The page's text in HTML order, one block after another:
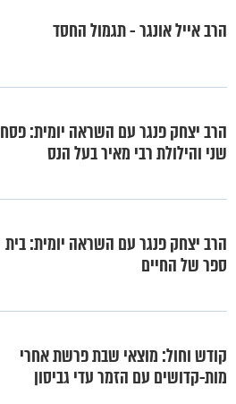
הרב אייל אונגר - תגמול החסד
הרב יצחק פנגר עם השראה יומית: פסח
שני והילולת רבי מאיר בעל הנס
הרב יצחק פנגר עם השראה יומית: בית
ספר של החיים
קודש וחול: מוצאי שבת פרשת אחרי
מות-קדושים עם הזמר עדי גביסון